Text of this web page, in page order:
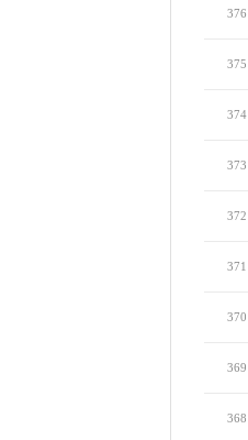
376
375
374
373
372
371
370
369
368